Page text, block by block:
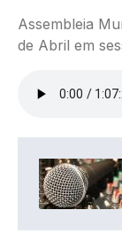
Assembleia
de Abril em
IMAGEM